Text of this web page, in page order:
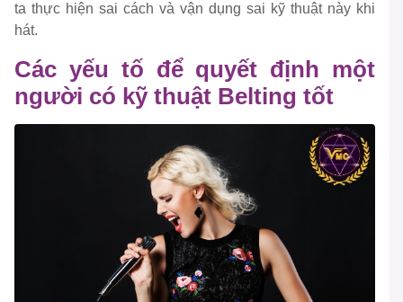
ta thực hiện sai cách và vận dụng sai kỹ thuật này khi
hát.
Các yếu tố để quyết định một
người có kỹ thuật Belting tốt